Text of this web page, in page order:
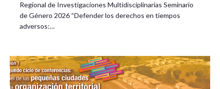
Regional de Investigaciones Multidisciplinarias Seminario
de Género 2026 “Defender los derechos en tiempos
adversos:…